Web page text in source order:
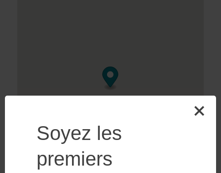
Soyez les
premiers